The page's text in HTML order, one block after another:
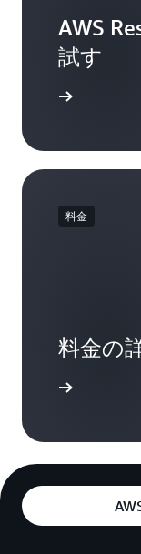
AWS
試す
料金
料金の